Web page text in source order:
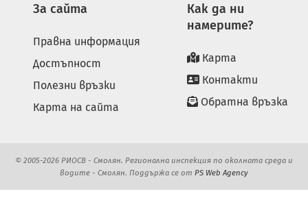
За сайта
Правна информация
Достъпност
Полезни връзки
Карта на сайта
Как да ни
намерите?
Карта
Контакти
Обратна връзка
© 2005-2026 РИОСВ - Смолян. Регионална инспекция по околната среда и
водите - Смолян. Поддържа се от PS Web Agency